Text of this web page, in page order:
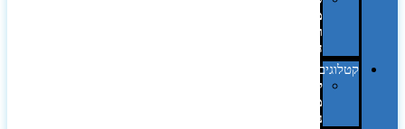
מחשב
וציוד
היקפי
קטלוגים
קטלוג
מוצרי
נייר